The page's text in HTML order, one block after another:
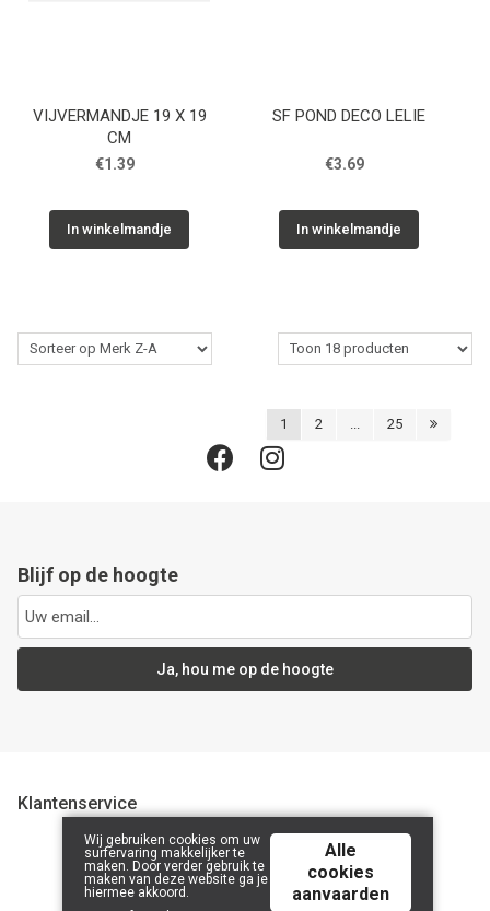
VIJVERMANDJE 19 X 19
CM
€1.39
In winkelmandje
SF POND DECO LELIE
€3.69
In winkelmandje
1 2 25
Blijf op de hoogte
Ja, hou me op de hoogte
Klantenservice
© 2026 CompanyName 2323232323 | Powered by
Wij gebruiken cookies om uw
surfervaring makkelijker te
maken. Door verder gebruik te
maken van deze website ga je
hiermee akkoord.
Alle
cookies
aanvaarden